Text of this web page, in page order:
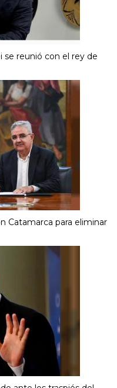
se reunió con el rey de
Catamarca para eliminar